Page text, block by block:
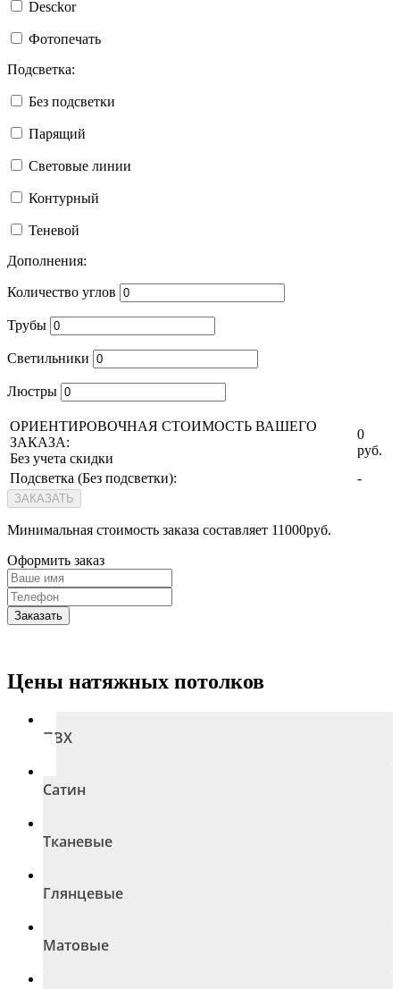
Desckor
Фотопечать
Подсветка:
Без подсветки
Парящий
Световые линии
Контурный
Теневой
Дополнения:
Количество углов
Трубы
Светильники
Люстры
ОРИЕНТИРОВОЧНАЯ СТОИМОСТЬ ВАШЕГО
ЗАКАЗА:
Без учета скидки
0
руб.
Подсветка (Без подсветки): -
ЗАКАЗАТЬ
Минимальная стоимость заказа составляет 11000руб.
Оформить заказ
Заказать
Цены натяжных потолков
ПВХ
Сатин
Тканевые
Глянцевые
Матовые